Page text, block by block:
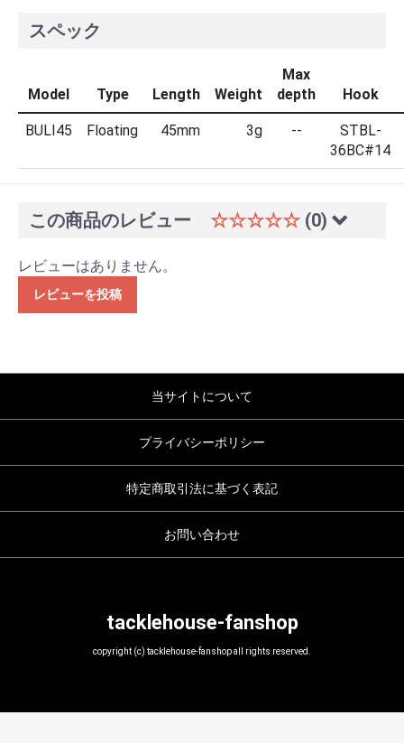
スペック
Model Type Length Weight
Max
depth
Hook
BULI45 Floating 45mm 3g --
STBL-
36BC#14
この商品のレビュー ☆☆☆☆☆ (0)
レビューはありません。
レビューを投稿
当サイトについて
プライバシーポリシー
特定商取引法に基づく表記
お問い合わせ
tacklehouse-fanshop
copyright (c) tacklehouse-fanshop all rights reserved.